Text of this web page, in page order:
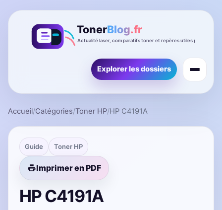
Explorer les dossiers
Accueil/Catégories/Toner HP/HP C4191A
Guide Toner HP
Imprimer en PDF
HP C4191A